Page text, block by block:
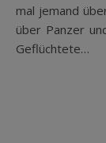
mal jemand
über Panzer
Geflüchtete…